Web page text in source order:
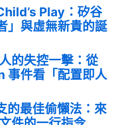
Play：矽谷
」與虛無新貴的誕
的失控一擊：從
事件看「配置即人
的最佳偷懶法：來